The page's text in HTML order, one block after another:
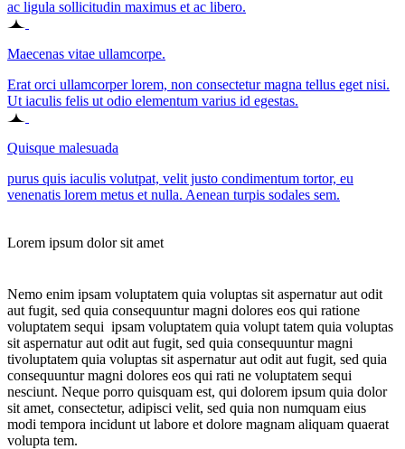
ac ligula sollicitudin maximus et ac libero.
Maecenas vitae ullamcorpe.
Erat orci ullamcorper lorem, non consectetur magna tellus eget nisi.
Ut iaculis felis ut odio elementum varius id egestas.
Quisque malesuada
purus quis iaculis volutpat, velit justo condimentum tortor, eu
venenatis lorem metus et nulla. Aenean turpis sodales sem.
Lorem ipsum dolor sit amet
Nemo enim ipsam voluptatem quia voluptas sit aspernatur aut odit
aut fugit, sed quia consequuntur magni dolores eos qui ratione
voluptatem sequi ipsam voluptatem quia volupt tatem quia voluptas
sit aspernatur aut odit aut fugit, sed quia consequuntur magni
tivoluptatem quia voluptas sit aspernatur aut odit aut fugit, sed quia
consequuntur magni dolores eos qui rati ne voluptatem sequi
nesciunt. Neque porro quisquam est, qui dolorem ipsum quia dolor
sit amet, consectetur, adipisci velit, sed quia non numquam eius
modi tempora incidunt ut labore et dolore magnam aliquam quaerat
volupta tem.